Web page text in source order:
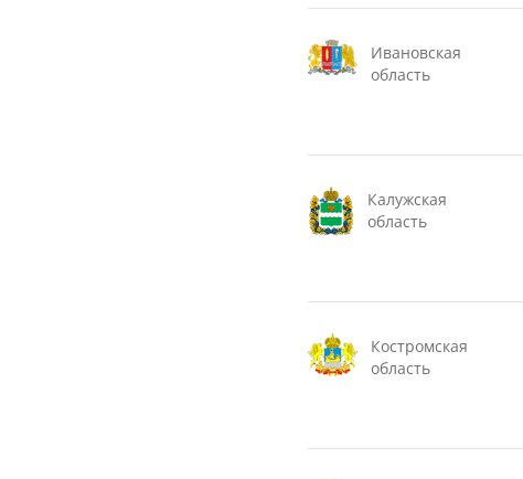
Ивановская
область
Калужская
область
Костромская
область